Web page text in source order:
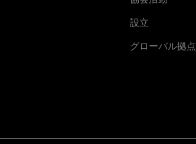
設立
グローバル拠点